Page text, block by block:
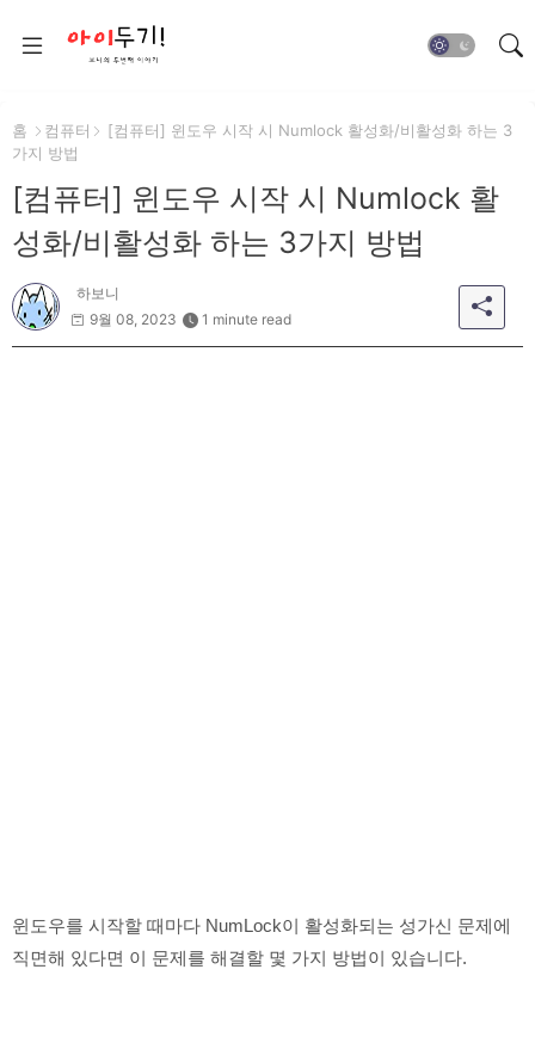
홈 컴퓨터
[컴퓨터] 윈도우 시작 시 Numlock 활성화/비활성화 하는 3
가지 방법
[컴퓨터] 윈도우 시작 시 Numlock 활
성화/비활성화 하는 3가지 방법
하보니
9월 08, 2023
1 minute read
윈도우를 시작할 때마다 NumLock이 활성화되는 성가신 문제에
직면해 있다면 이 문제를 해결할 몇 가지 방법이 있습니다.